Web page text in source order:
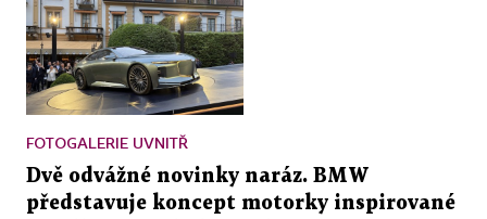
FOTOGALERIE UVNITŘ
Dvě odvážné novinky naráz. BMW
představuje koncept motorky inspirované